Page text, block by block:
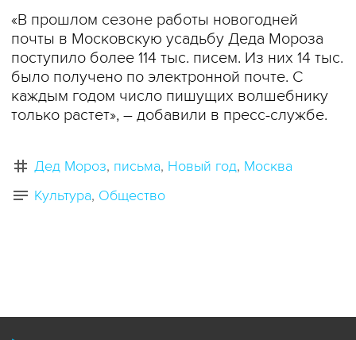
«В прошлом сезоне работы новогодней
почты в Московскую усадьбу Деда Мороза
поступило более 114 тыс. писем. Из них 14 тыс.
было получено по электронной почте. С
каждым годом число пишущих волшебнику
только растет», – добавили в пресс-службе.
Дед Мороз письма Новый год Москва
Культура Общество